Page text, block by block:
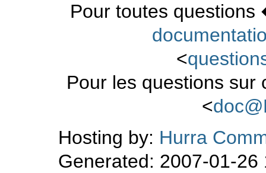
Pour toutes
<
Pour les questions sur
<
Hosting by: Hurra
Generated: 2007-01-26